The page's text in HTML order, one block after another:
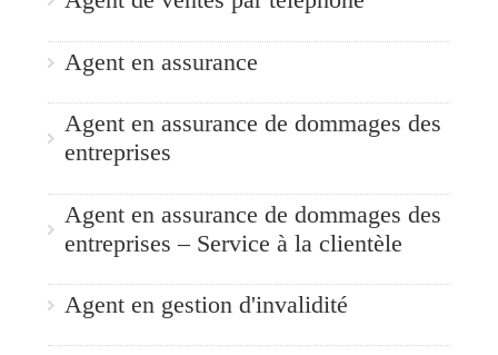
Agent en assurance
Agent en assurance de dommages des
entreprises
Agent en assurance de dommages des
entreprises – Service à la clientèle
Agent en gestion d'invalidité